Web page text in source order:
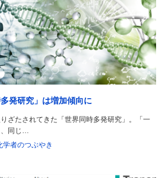
発研究」は増加傾向に
ざたされてきた「世界同時多発研究」。「一
同じ…
学者のつぶやき